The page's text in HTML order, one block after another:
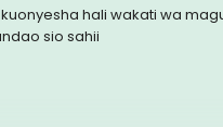
hali wakati wa
sio sahii